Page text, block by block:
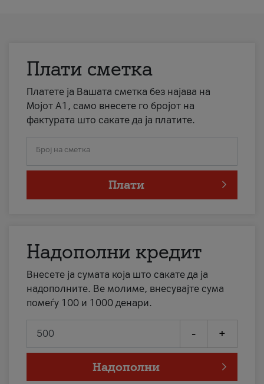
Плати сметка
Платете ја Вашата сметка без најава на
Мојот А1, само внесете го бројот на
фактурата што сакате да ја платите.
Број на сметка
Плати
Надополни кредит
Внесете ја сумата која што сакате да ја
надополните. Ве молиме, внесувајте сума
помеѓу 100 и 1000 денари.
- +
Надополни